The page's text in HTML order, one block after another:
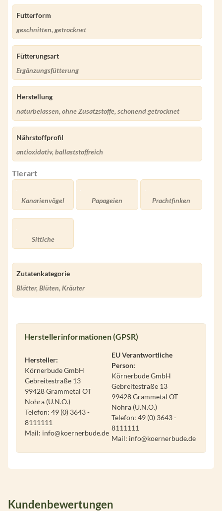
Futterform
geschnitten, getrocknet
Fütterungsart
Ergänzungsfütterung
Herstellung
naturbelassen, ohne Zusatzstoffe, schonend getrocknet
Nährstoffprofil
antioxidativ, ballaststoffreich
Tierart
Kanarienvögel Papageien Prachtfinken
Sittiche
Zutatenkategorie
Blätter, Blüten, Kräuter
Herstellerinformationen (GPSR)
Hersteller:
Körnerbude GmbH
Gebreitestraße 13
99428 Grammetal OT
Nohra (U.N.O.)
Telefon: 49 (0) 3643 -
8111111
Mail: info@koernerbude.de
EU Verantwortliche
Person:
Körnerbude GmbH
Gebreitestraße 13
99428 Grammetal OT
Nohra (U.N.O.)
Telefon: 49 (0) 3643 -
8111111
Mail: info@koernerbude.de
Kundenbewertungen